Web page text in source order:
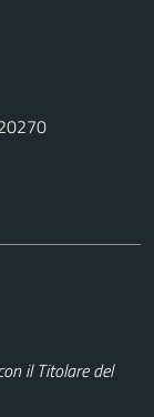
il Titolare del